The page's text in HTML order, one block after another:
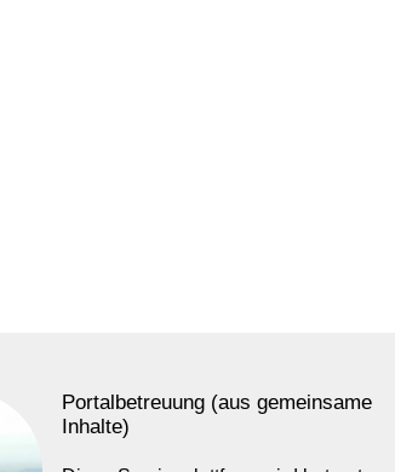
Portalbetreuung (aus gemeinsame
Inhalte)